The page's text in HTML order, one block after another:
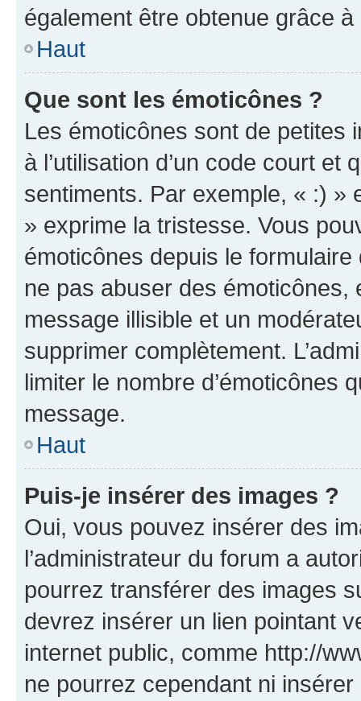
également être obtenue grâce à
Haut
Que sont les émoticônes ?
Les émoticônes sont de petites
à l’utilisation d’un code court et
sentiments. Par exemple, « :) »
» exprime la tristesse. Vous
émoticônes depuis le
ne pas abuser des
message illisible et un
supprimer complètement.
limiter le nombre d’émoticônes
message.
Haut
Puis-je insérer des images ?
Oui, vous pouvez insérer des
l’administrateur du forum a
pourrez transférer des images
devrez insérer un lien pointant
internet public, comme http://
ne pourrez cependant ni